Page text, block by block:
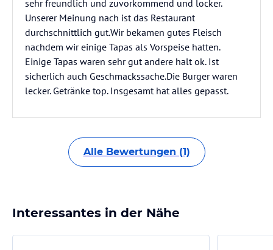
sehr freundlich und zuvorkommend und locker.
Unserer Meinung nach ist das Restaurant
durchschnittlich gut.Wir bekamen gutes Fleisch
nachdem wir einige Tapas als Vorspeise hatten.
Einige Tapas waren sehr gut andere halt ok. Ist
sicherlich auch Geschmackssache.Die Burger waren
lecker. Getränke top. Insgesamt hat alles gepasst.
Alle Bewertungen (1)
Interessantes in der Nähe